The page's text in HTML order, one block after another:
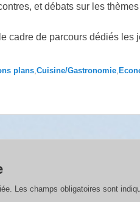
et débats sur les
cadre de parcours dédiés les
plans Cuisine/Gastronomie
Les champs obligatoires sont